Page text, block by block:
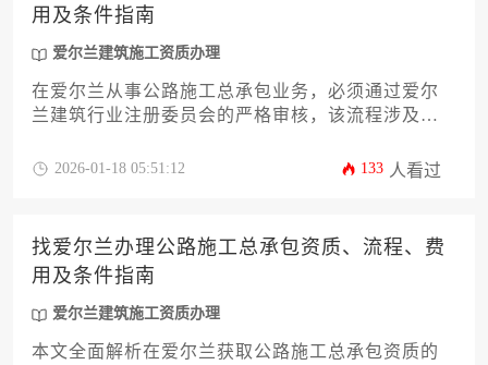
用及条件指南
爱尔兰建筑施工资质办理
在爱尔兰从事公路施工总承包业务，必须通过爱尔
兰建筑行业注册委员会的严格审核，该流程涉及公
业绩评估等核心环节，成功获批后企业方可承接国
2026-01-18 05:51:12 133 人看过
找爱尔兰办理公路施工总承包资质、流程、费
用及条件指南
爱尔兰建筑施工资质办理
本文全面解析在爱尔兰获取公路施工总承包资质的